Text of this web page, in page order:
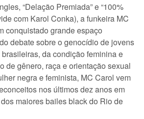
“Delação Premiada” e “100%
com Karol Conka), a funkeira MC
conquistado grande espaço
debate sobre o genocídio de jovens
da condição feminina e
de gênero, raça e orientação sexual
negra e feminista, MC Carol vem
nos últimos dez anos em
maiores bailes black do Rio de